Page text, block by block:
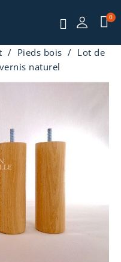
Pieds bois
Lot de
naturel